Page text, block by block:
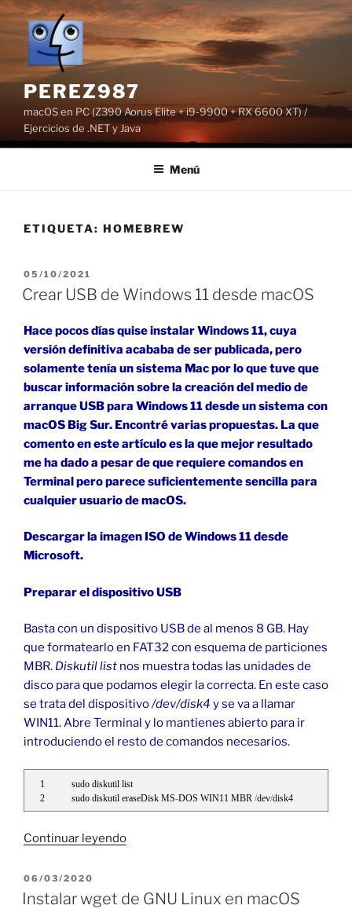
Saltar
contenido
PEREZ987
macOS en PC (Z390 Aorus Elite + i9-9900 + RX 6600 XT) /
Ejercicios de .NET y Java
Menú
ETIQUETA: HOMEBREW
PUBLICADO
EL
05/10/2021
Crear USB de Windows 11 desde macOS
Hace pocos días quise instalar Windows 11, cuya
versión definitiva acababa de ser publicada, pero
solamente tenía un sistema Mac por lo que tuve que
buscar información sobre la creación del medio de
arranque USB para Windows 11 desde un sistema con
macOS Big Sur. Encontré varias propuestas. La que
comento en este artículo es la que mejor resultado
me ha dado a pesar de que requiere comandos en
Terminal pero parece suficientemente sencilla para
cualquier usuario de macOS.
Descargar la imagen ISO de Windows 11 desde
Microsoft.
Preparar el dispositivo USB
Basta con un dispositivo USB de al menos 8 GB. Hay
que formatearlo en FAT32 con esquema de particiones
MBR. Diskutil list nos muestra todas las unidades de
disco para que podamos elegir la correcta. En este caso
se trata del dispositivo/dev/disk4 y se va a llamar
WIN11. Abre Terminal y lo mantienes abierto para ir
introduciendo el resto de comandos necesarios.
sudo diskutil list
sudo diskutil eraseDisk MS-DOS WIN11 MBR /dev/disk4
Continuar leyendo«Crear
Windows
PUBLICADO
EL
06/03/2020
Instalar wget de GNU Linux en macOS